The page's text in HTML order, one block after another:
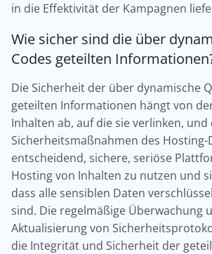
in die Effektivität der Kampagnen
Wie sicher sind die über
Codes geteilten
Die Sicherheit der über dynamische
geteilten Informationen hängt von
Inhalten ab, auf die sie verlinken, und
Sicherheitsmaßnahmen des Hosting-
entscheidend, sichere, seriöse
Hosting von Inhalten zu nutzen und
dass alle sensiblen Daten
sind. Die regelmäßige Überwachung
Aktualisierung von
die Integrität und Sicherheit der